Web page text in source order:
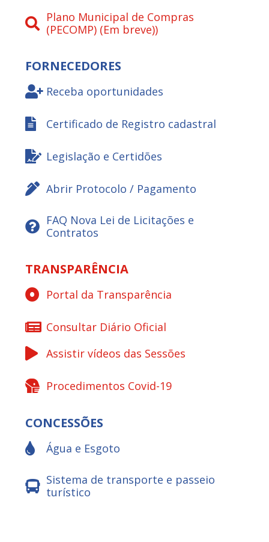
Plano Municipal de Compras
(PECOMP) (Em breve))
FORNECEDORES
Receba oportunidades
Certificado de Registro cadastral
Legislação e Certidões
Abrir Protocolo / Pagamento
FAQ Nova Lei de Licitações e
Contratos
TRANSPARÊNCIA
Portal da Transparência
Consultar Diário Oficial
Assistir vídeos das Sessões
Procedimentos Covid-19
CONCESSÕES
Água e Esgoto
Sistema de transporte e passeio
turístico